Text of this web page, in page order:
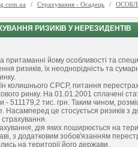
/ Страхування - Осадець /
РИЗИКІВ У НЕРЕЗИДЕНТІВ
притаманні йому особливості та
ризиків, їх неоднорідність та
колишнього СРСР, питання
ринку. На 01.01.2001 сплачені
- 511179,2 тис. грн. Таким чином,
це стосується ризиків з
дія яких поширюється на
з додатковим зобов'язанням
на території його держави.